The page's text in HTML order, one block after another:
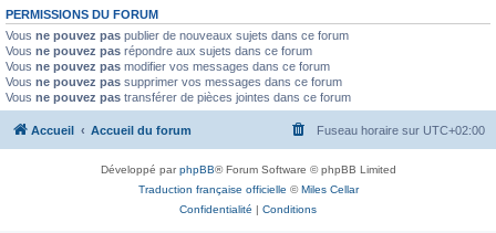
PERMISSIONS DU FORUM
Vous ne pouvez pas publier de nouveaux sujets dans ce forum
Vous ne pouvez pas répondre aux sujets dans ce forum
Vous ne pouvez pas modifier vos messages dans ce forum
Vous ne pouvez pas supprimer vos messages dans ce forum
Vous ne pouvez pas transférer de pièces jointes dans ce forum
Accueil Accueil du forum Fuseau horaire sur UTC+02:00
Développé parphpBB® Forum Software © phpBB Limited
Traduction française officielle ©Miles Cellar
Confidentialité | Conditions